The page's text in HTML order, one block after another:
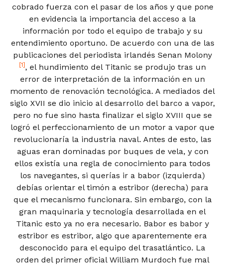
cobrado fuerza con el pasar de los años y que pone
en evidencia la importancia del acceso a la
información por todo el equipo de trabajo y su
entendimiento oportuno. De acuerdo con una de las
publicaciones del periodista irlandés Senan Molony
[1], el hundimiento del Titanic se produjo tras un
error de interpretación de la información en un
momento de renovación tecnológica. A mediados del
siglo XVII se dio inicio al desarrollo del barco a vapor,
pero no fue sino hasta finalizar el siglo XVIII que se
logró el perfeccionamiento de un motor a vapor que
revolucionaría la industria naval. Antes de esto, las
aguas eran dominadas por buques de vela, y con
ellos existía una regla de conocimiento para todos
los navegantes, si querías ir a babor (izquierda)
debías orientar el timón a estribor (derecha) para
que el mecanismo funcionara. Sin embargo, con la
gran maquinaria y tecnología desarrollada en el
Titanic esto ya no era necesario. Babor es babor y
estribor es estribor, algo que aparentemente era
desconocido para el equipo del trasatlántico. La
orden del primer oficial William Murdoch fue mal